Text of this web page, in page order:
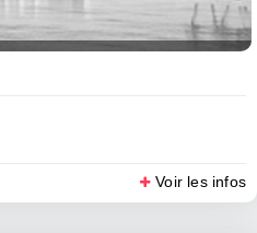
Voir les infos